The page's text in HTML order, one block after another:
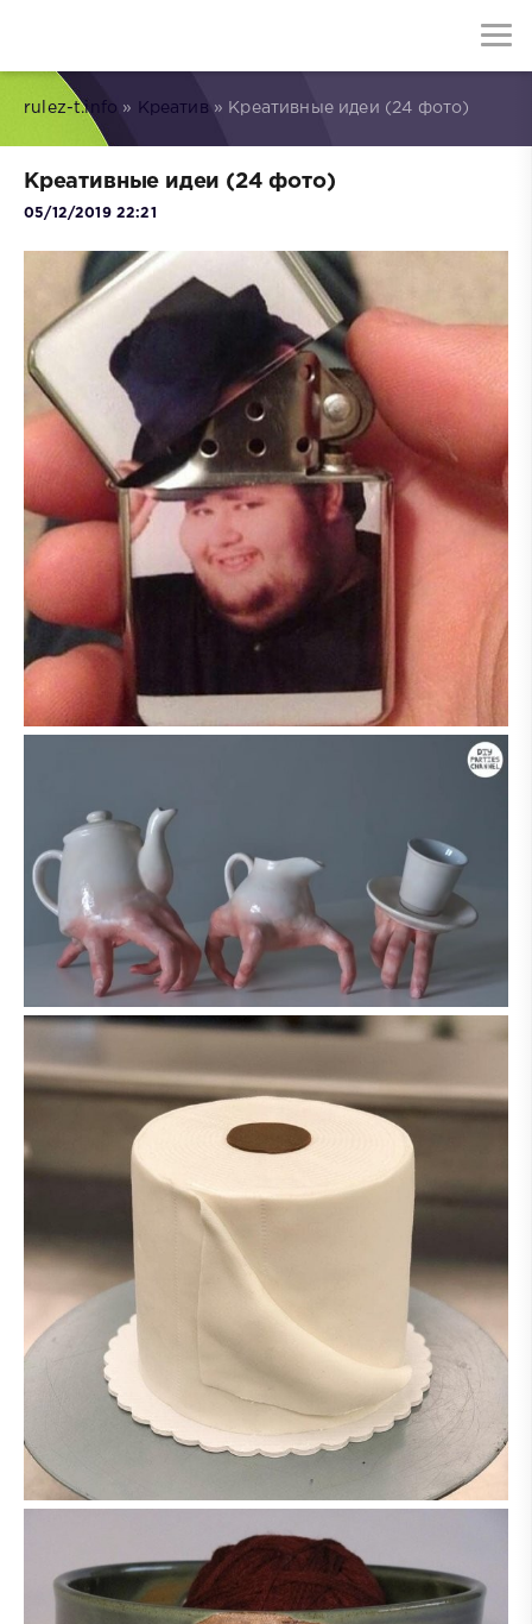
rulez-t.info » Креатив » Креативные идеи (24 фото)
Креативные идеи (24 фото)
05/12/2019 22:21